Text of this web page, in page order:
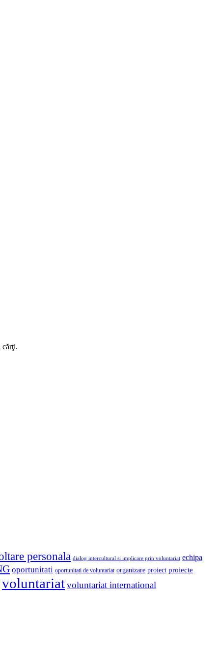
cărţi.
personala dialog intercultural si implicare prin voluntariat echipa
oportunitati oportunitati de voluntariat organizare proiect proiecte
voluntariatvoluntariat international